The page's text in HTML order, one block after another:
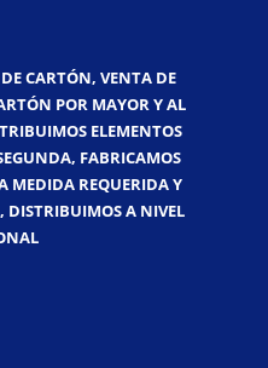
CARTÓN, VENTA DE
POR MAYOR Y AL
ELEMENTOS
FABRICAMOS
MEDIDA REQUERIDA Y
DISTRIBUIMOS A NIVEL